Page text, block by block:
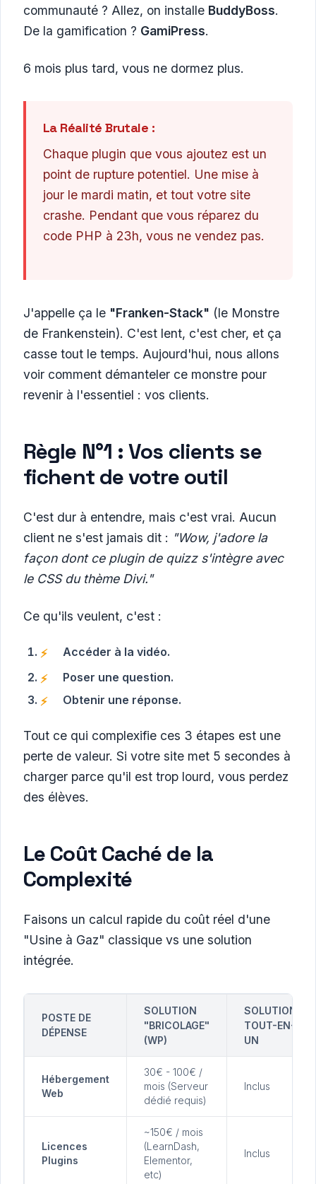
communauté ? Allez, on installe BuddyBoss.
De la gamification ? GamiPress.
6 mois plus tard, vous ne dormez plus.
La Réalité Brutale :
Chaque plugin que vous ajoutez est un
point de rupture potentiel. Une mise à
jour le mardi matin, et tout votre site
crashe. Pendant que vous réparez du
code PHP à 23h, vous ne vendez pas.
J'appelle ça le "Franken-Stack" (le Monstre
de Frankenstein). C'est lent, c'est cher, et ça
casse tout le temps. Aujourd'hui, nous allons
voir comment démanteler ce monstre pour
revenir à l'essentiel : vos clients.
Règle N°1 : Vos clients se
fichent de votre outil
C'est dur à entendre, mais c'est vrai. Aucun
client ne s'est jamais dit : "Wow, j'adore la
façon dont ce plugin de quizz s'intègre avec
le CSS du thème Divi."
Ce qu'ils veulent, c'est :
Accéder à la vidéo.
Poser une question.
Obtenir une réponse.
Tout ce qui complexifie ces 3 étapes est une
perte de valeur. Si votre site met 5 secondes à
charger parce qu'il est trop lourd, vous perdez
des élèves.
Le Coût Caché de la
Complexité
Faisons un calcul rapide du coût réel d'une
"Usine à Gaz" classique vs une solution
intégrée.
POSTE DE
DÉPENSE
SOLUTION
"BRICOLAGE"
(WP)
SOLUTION
TOUT-EN-
UN
Hébergement
Web
30€ - 100€ /
mois (Serveur
dédié requis)
Inclus
Licences
Plugins
~150€ / mois
(LearnDash,
Elementor,
etc)
Inclus